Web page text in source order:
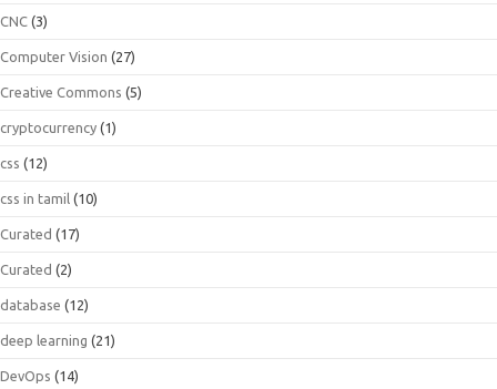
CNC (3)
Computer Vision (27)
Creative Commons (5)
cryptocurrency (1)
css (12)
css in tamil (10)
Curated (17)
Curated (2)
database (12)
deep learning (21)
DevOps (14)